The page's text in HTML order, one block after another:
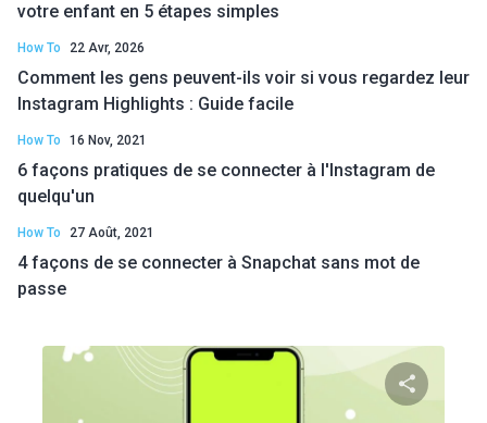
votre enfant en 5 étapes simples
How To 22 Avr, 2026
Comment les gens peuvent-ils voir si vous regardez leur
Instagram Highlights : Guide facile
How To 16 Nov, 2021
6 façons pratiques de se connecter à l'Instagram de
quelqu'un
How To 27 Août, 2021
4 façons de se connecter à Snapchat sans mot de
passe